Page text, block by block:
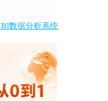
数据分析系统